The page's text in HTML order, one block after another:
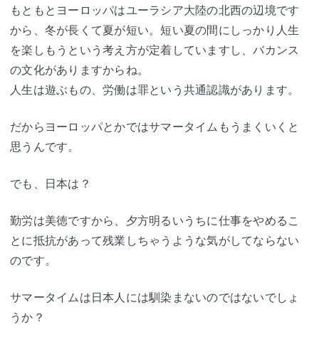
もともとヨーロッパはユーラシア大陸の北西の辺境です
から、冬が長くて夏が短い。短い夏の間にしっかり人生
を楽しもうという考え方が定着していますし、バカンス
の文化がありますからね。
人生は遊ぶもの、労働は罪という共通認識があります。
だからヨーロッパとかではサマータイムもうまくいくと
思うんです。
でも、日本は？
勤労は美徳ですから、夕方明るいうちに仕事をやめるこ
とに抵抗があって残業しちゃうような気がしてならない
のです。
サマータイムは日本人には馴染まないのではないでしょ
うか？